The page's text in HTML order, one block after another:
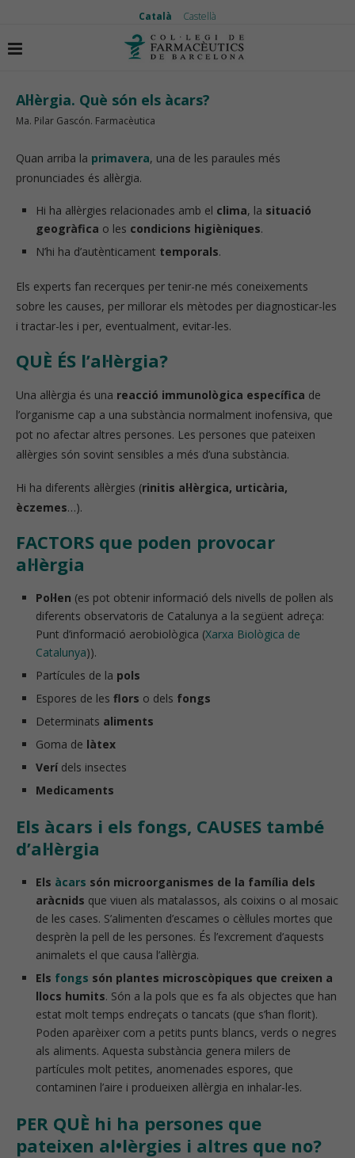
Català Castellà
Inici Vida saludable Al·lèrgia. Què són els àcars?
Al·lèrgia. Què són els àcars?
Ma. Pilar Gascón. Farmacèutica
Quan arriba la primavera, una de les paraules més
pronunciades és al·lèrgia.
Hi ha al·lèrgies relacionades amb el clima, la situació
geogràfica o les condicions higièniques.
N’hi ha d’autènticament temporals.
Els experts fan recerques per tenir-ne més coneixements
sobre les causes, per millorar els mètodes per diagnosticar-les
i tractar-les i per, eventualment, evitar-les.
QUÈ ÉS l’al·lèrgia?
Una al·lèrgia és una reacció immunològica específica de
l’organisme cap a una substància normalment inofensiva, que
pot no afectar altres persones. Les persones que pateixen
al·lèrgies són sovint sensibles a més d’una substància.
Hi ha diferents al·lèrgies (rinitis al·lèrgica, urticària,
èczemes…).
FACTORS que poden provocar
al·lèrgia
Pol·len (es pot obtenir informació dels nivells de pol·len als
diferents observatoris de Catalunya a la següent adreça:
Punt d’informació aerobiològica (Xarxa Biològica de
Catalunya)).
Partícules de la pols
Espores de les flors o dels fongs
Determinats aliments
Goma de làtex
Verídels insectes
Medicaments
Els àcars i els fongs, CAUSES també
d’al·lèrgia
Els àcars són microorganismes de la família dels
aràcnids que viuen als matalassos, als coixins o al mosaic
de les cases. S’alimenten d’escames o cèl·lules mortes que
desprèn la pell de les persones. És l’excrement d’aquests
animalets el que causa l’al·lèrgia.
Els fongs són plantes microscòpiques que creixen a
llocs humits. Són a la pols que es fa als objectes que han
estat molt temps endreçats o tancats (que s’han florit).
Poden aparèixer com a petits punts blancs, verds o negres
als aliments. Aquesta substància genera milers de
partícules molt petites, anomenades espores, que
contaminen l’aire i produeixen al·lèrgia en inhalar-les.
PER QUÈ hi ha persones que
pateixen al•lèrgies i altres que no?